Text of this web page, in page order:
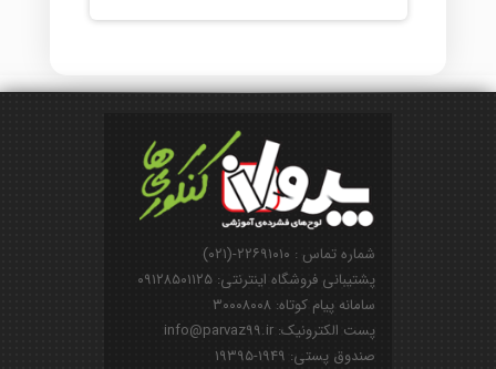
شماره تماس : ۲۲۶۹۱۰۱۰-(۰۲۱)
پشتیبانی فروشگاه اینترنتی: ۰۹۱۲۸۵۰۱۱۲۵
سامانه پیام کوتاه: ۳۰۰۰۸۰۰۸
پست الکترونیک: info@parvaz99.ir
صندوق پستی: ۱۹۴۹-۱۹۳۹۵